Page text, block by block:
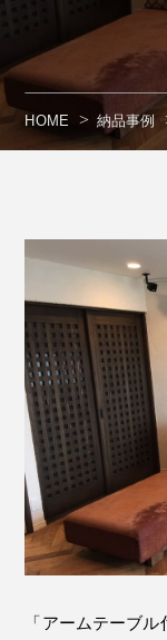
HOME 納品事例
「アームテーブ